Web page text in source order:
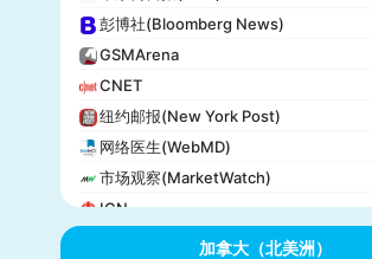
彭博社(Bloomberg News)
GSMArena
CNET
纽约邮报(New York Post)
网络医生(WebMD)
市场观察(MarketWatch)
IGN
加拿大（北美洲）